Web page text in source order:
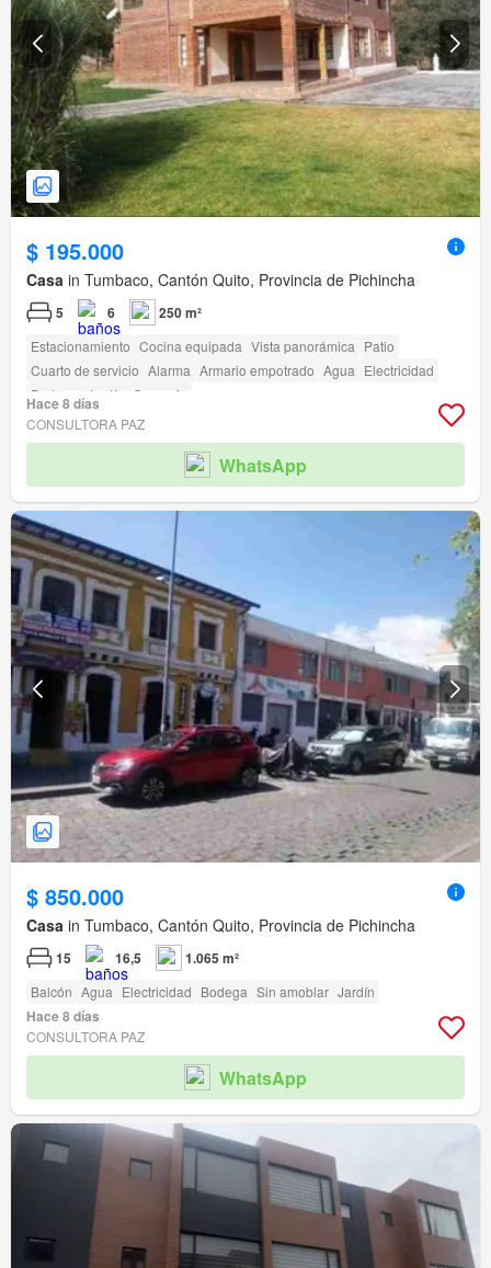
$ 195.000
Casa in Tumbaco, Cantón Quito, Provincia de Pichincha
5 6 250 m²
Estacionamiento Cocina equipada Vista panorámica Patio
Cuarto de servicio Alarma Armario empotrado Agua Electricidad
Bodega
Jardín Conserje
Hace 8 días
CONSULTORA PAZ
WhatsApp
$ 850.000
Casa in Tumbaco, Cantón Quito, Provincia de Pichincha
15 16,5 1.065 m²
Balcón Agua Electricidad Bodega Sin amoblar Jardín
Hace 8 días
CONSULTORA PAZ
WhatsApp